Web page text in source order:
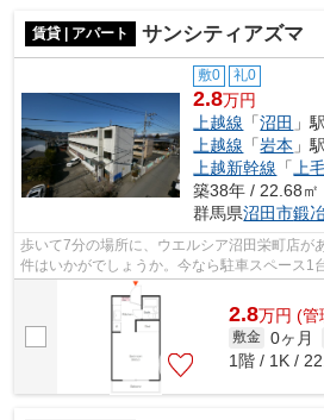
賃貸 | アパート サンシティアズマ
敷0 礼0
2.8万円
上越線 「沼田 」
上越線 「岩本 」
上越新幹線 「上
築38年 / 22.68㎡
群馬県沼田市鍛
歩いて7分の場所に、ウエルシア沼田栄町店が
件はいかがでしょうか。今なら駐車スペース1
は空家ですので、内覧もスムーズです。...
2.8万円 (管
敷金 0ヶ月
1階 / 1K /